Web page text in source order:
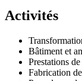
−
Activités
Bâtiment et
Prestations
Fabrication